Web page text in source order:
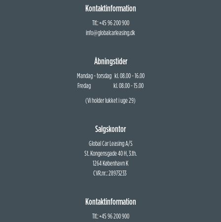
Kontaktinformation
Tlf.: +45 96 200 900
info@globalcarleasing.dk
Åbningstider
Mandag - torsdag kl. 08.00 - 16.00
Fredag kl. 08.00 - 15.00
(Vi holder lukket i uge 29)
Salgskontor
Global Car Leasing A/S
St. Kongensgade 40 H, 3.th.
1264 København K
CVR.nr.: 28973233
Kontaktinformation
Tlf.: +45 96 200 900